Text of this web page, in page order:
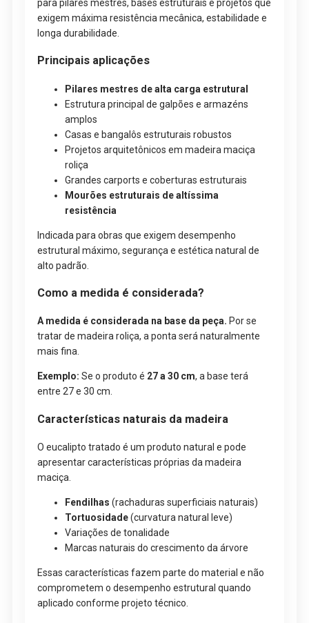
para pilares mestres, bases estruturais e projetos que
exigem máxima resistência mecânica, estabilidade e
longa durabilidade.
Principais aplicações
Pilares mestres de alta carga estrutural
Estrutura principal de galpões e armazéns
amplos
Casas e bangalôs estruturais robustos
Projetos arquitetônicos em madeira maciça
roliça
Grandes carports e coberturas estruturais
Mourões estruturais de altíssima
resistência
Indicada para obras que exigem desempenho
estrutural máximo, segurança e estética natural de
alto padrão.
Como a medida é considerada?
A medida é considerada na base da peça. Por se
tratar de madeira roliça, a ponta será naturalmente
mais fina.
Exemplo: Se o produto é 27 a 30 cm, a base terá
entre 27 e 30 cm.
Características naturais da madeira
O eucalipto tratado é um produto natural e pode
apresentar características próprias da madeira
maciça.
Fendilhas (rachaduras superficiais naturais)
Tortuosidade(curvatura natural leve)
Variações de tonalidade
Marcas naturais do crescimento da árvore
Essas características fazem parte do material e não
comprometem o desempenho estrutural quando
aplicado conforme projeto técnico.